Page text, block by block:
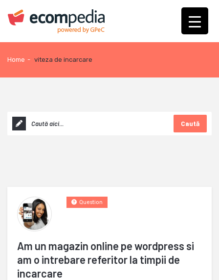
Home - viteza de incarcare
Caută
Am un magazin online pe wordpress si
am o intrebare referitor la timpii de
incarcare
Question